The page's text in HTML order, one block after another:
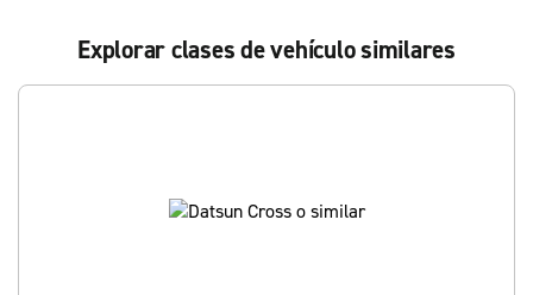
Explorar clases de vehículo similares